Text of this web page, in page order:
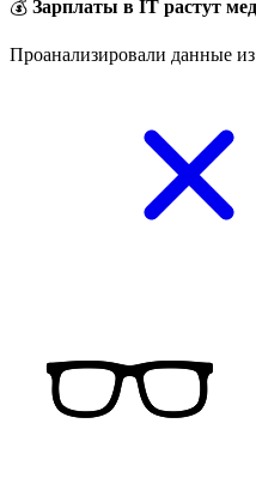
💰 Зарплаты в IT растут
Проанализировали данные из